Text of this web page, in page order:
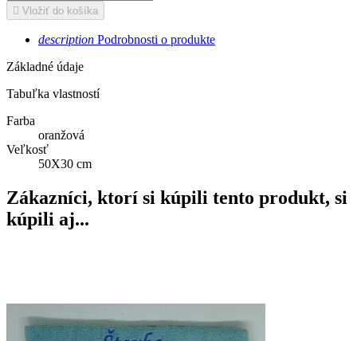
 Vložiť do košíka
description Podrobnosti o produkte
Základné údaje
Tabuľka vlastností
Farba
oranžová
Veľkosť
50X30 cm
Zákazníci, ktorí si kúpili tento produkt, si
kúpili aj...